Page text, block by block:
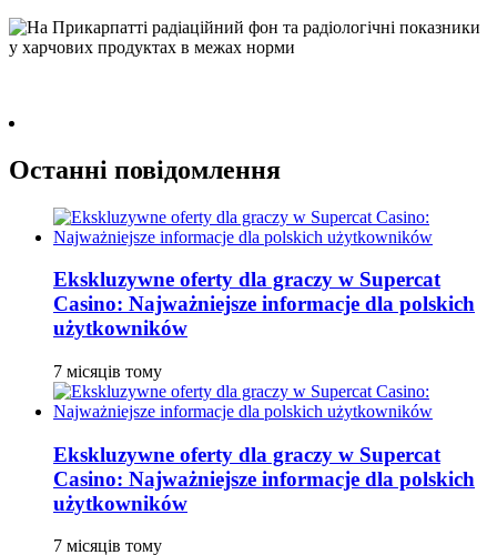
Останні повідомлення
Ekskluzywne oferty dla graczy w Supercat
Casino: Najważniejsze informacje dla polskich
użytkowników
7 місяців тому
Ekskluzywne oferty dla graczy w Supercat
Casino: Najważniejsze informacje dla polskich
użytkowników
7 місяців тому